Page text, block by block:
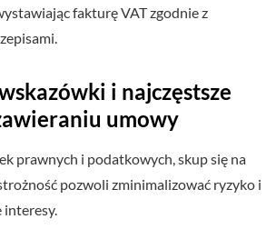
fakturę VAT zgodnie z
i najczęstsze
umowy
prawnych i podatkowych, skup się na
pozwoli zminimalizować ryzyko i
interesy.